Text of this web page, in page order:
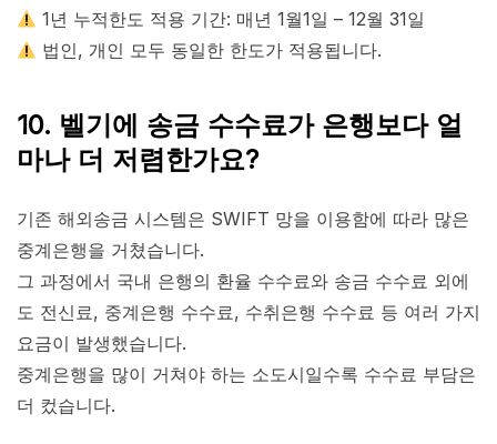
1년 누적한도 적용 기간: 매년 1월1일 – 12월 31일
법인, 개인 모두 동일한 한도가 적용됩니다.
10. 벨기에 송금 수수료가 은행보다 얼
마나 더 저렴한가요?
기존 해외송금 시스템은 SWIFT 망을 이용함에 따라 많은
중계은행을 거쳤습니다.
그 과정에서 국내 은행의 환율 수수료와 송금 수수료 외에
도 전신료, 중계은행 수수료, 수취은행 수수료 등 여러 가지
요금이 발생했습니다.
중계은행을 많이 거쳐야 하는 소도시일수록 수수료 부담은
더 컸습니다.